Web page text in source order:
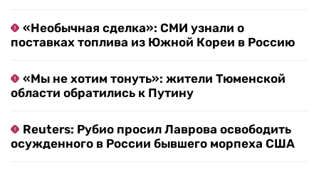
«Необычная сделка»: СМИ узнали о
поставках топлива из Южной Кореи в Россию
«Мы не хотим тонуть»: жители Тюменской
области обратились к Путину
Reuters: Рубио просил Лаврова освободить
осужденного в России бывшего морпеха США